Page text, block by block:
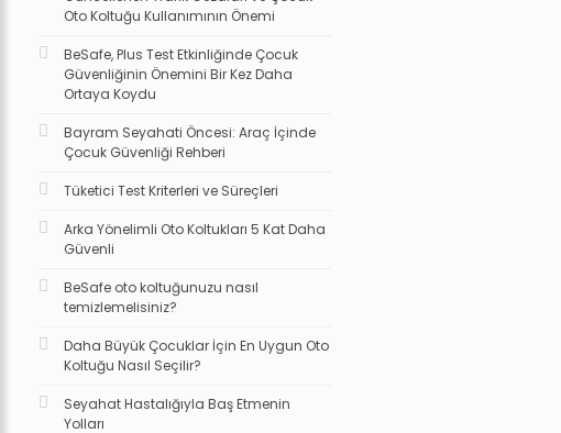
Oto Koltuğu Kullanımının Önemi
BeSafe, Plus Test Etkinliğinde Çocuk
Güvenliğinin Önemini Bir Kez Daha
Ortaya Koydu
Bayram Seyahati Öncesi: Araç İçinde
Çocuk Güvenliği Rehberi
Tüketici Test Kriterleri ve Süreçleri
Arka Yönelimli Oto Koltukları 5 Kat Daha
Güvenli
BeSafe oto koltuğunuzu nasıl
temizlemelisiniz?
Daha Büyük Çocuklar İçin En Uygun Oto
Koltuğu Nasıl Seçilir?
Seyahat Hastalığıyla Baş Etmenin
Yolları